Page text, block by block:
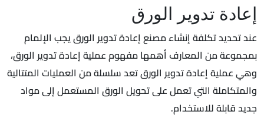
إعادة تدوير الورق
عند تحديد تكلفة إنشاء مصنع إعادة تدوير الورق يجب الإلمام
بمجموعة من المعارف أهمها مفهوم عملية إعادة تدوير الورق،
وهي عملية إعادة تدوير الورق تعد سلسلة من العمليات المتتالية
والمتكاملة التي تعمل على تحويل الورق المستعمل إلى مواد
جديد قابلة للاستخدام.